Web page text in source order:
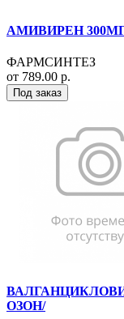
АМИВИРЕН
ФАРМСИНТЕЗ
от 789.00 р.
Под заказ
ОЗОН/